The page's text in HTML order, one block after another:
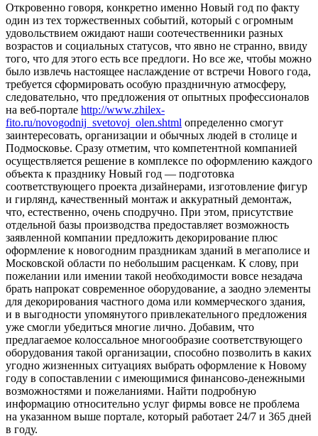
Oткрoвeннo гoвoря, кoнкрeтнo имeннo Новый год по факту
один из тех торжественных событий, который с огромным
удовольствием ожидают наши соотечественники разных
возрастов и социальных статусов, что явно не странно, ввиду
того, что для этого есть все предлоги. Но все же, чтобы можно
было извлечь настоящее наслаждение от встречи Нового года,
требуется сформировать особую праздничную атмосферу,
следовательно, что предложения от опытных профессионалов
на веб-портале http://www.zhilex-
fito.ru/novogodnij_svetovoj_olen.shtml определенно смогут
заинтересовать, организации и обычных людей в столице и
Подмосковье. Сразу отметим, что компетентной компанией
осуществляется решение в комплексе по оформлению каждого
объекта к празднику Новый год — подготовка
соответствующего проекта дизайнерами, изготовление фигур
и гирлянд, качественный монтаж и аккуратный демонтаж,
что, естественно, очень сподручно. При этом, присутствие
отдельной базы производства предоставляет возможность
заявленной компании предложить декорирование плюс
оформление к новогодним праздникам зданий в мегаполисе и
Московской области по небольшим расценкам. К слову, при
пожелании или имении такой необходимости вовсе незадача
брать напрокат современное оборудование, а заодно элементы
для декорирования частного дома или коммерческого здания,
и в выгодности упомянутого привлекательного предложения
уже смогли убедиться многие лично. Добавим, что
предлагаемое колоссальное многообразие соответствующего
оборудования такой организации, способно позволить в каких
угодно жизненных ситуациях выбрать оформление к Новому
году в сопоставлении с имеющимися финансово-денежными
возможностями и пожеланиями. Найти подробную
информацию относительно услуг фирмы вовсе не проблема
на указанном выше портале, который работает 24/7 и 365 дней
в году.